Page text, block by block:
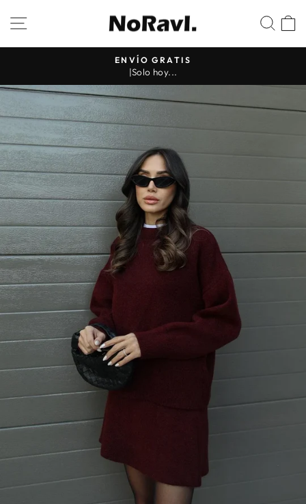
directamenteNAVEGACIÓN
diapositivas
ENVÍO GRATIS
|Solo hoy...